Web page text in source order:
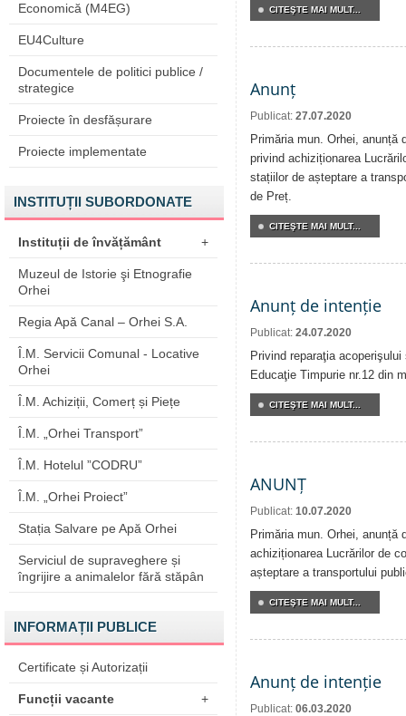
Economică (M4EG)
EU4Culture
Documentele de politici publice /
strategice
Proiecte în desfășurare
Proiecte implementate
INSTITUȚII SUBORDONATE
Instituții de învățământ +
Muzeul de Istorie şi Etnografie
Orhei
Regia Apă Canal – Orhei S.A.
Î.M. Servicii Comunal - Locative
Orhei
Î.M. Achiziții, Comerț și Piețe
Î.M. „Orhei Transport”
Î.M. Hotelul ”CODRU”
Î.M. „Orhei Proiect”
Stația Salvare pe Apă Orhei
Serviciul de supraveghere și
îngrijire a animalelor fără stăpân
INFORMAȚII PUBLICE
Certificate și Autorizații
Funcții vacante +
CITEŞTE MAI MULT...
Anunț
Publicat: 27.07.2020
Primăria mun. Orhei, anunță
privind achiziționarea
stațiilor de așteptare a
de Preț.
CITEŞTE MAI MULT...
Anunț de intenție
Publicat: 24.07.2020
Privind reparaţia
Educaţie Timpurie nr.12 din
CITEŞTE MAI MULT...
ANUNȚ
Publicat: 10.07.2020
Primăria mun. Orhei, anunță
achiziționarea Lucrărilor de
așteptare a transportului
CITEŞTE MAI MULT...
Anunț de intenție
Publicat: 06.03.2020